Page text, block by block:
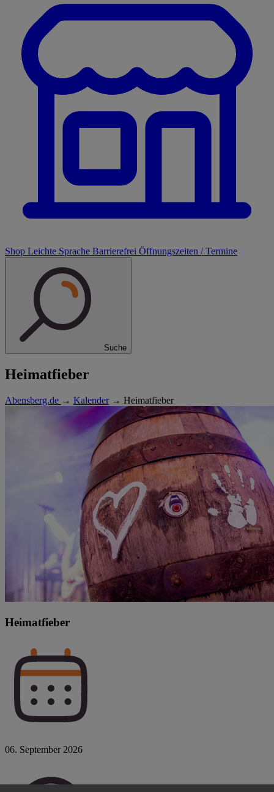
Shop Leichte Sprache Barrierefrei Öffnungszeiten / Termine
Suche
Heimatfieber
Abensberg.de → Kalender → Heimatfieber
Heimatfieber
06. September 2026